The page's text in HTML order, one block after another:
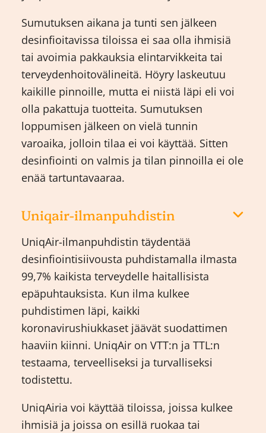
Sumutuksen aikana ja tunti sen jälkeen
desinfioitavissa tiloissa ei saa olla ihmisiä
tai avoimia pakkauksia elintarvikkeita tai
terveydenhoitovälineitä. Höyry laskeutuu
kaikille pinnoille, mutta ei niistä läpi eli voi
olla pakattuja tuotteita. Sumutuksen
loppumisen jälkeen on vielä tunnin
varoaika, jolloin tilaa ei voi käyttää. Sitten
desinfiointi on valmis ja tilan pinnoilla ei ole
enää tartuntavaaraa.
Uniqair-ilmanpuhdistin
UniqAir-ilmanpuhdistin täydentää
desinfiointisiivousta puhdistamalla ilmasta
99,7% kaikista terveydelle haitallisista
epäpuhtauksista. Kun ilma kulkee
puhdistimen läpi, kaikki
koronavirushiukkaset jäävät suodattimen
haaviin kiinni. UniqAir on VTT:n ja TTL:n
testaama, terveelliseksi ja turvalliseksi
todistettu.
UniqAiria voi käyttää tiloissa, joissa kulkee
ihmisiä ja joissa on esillä ruokaa tai